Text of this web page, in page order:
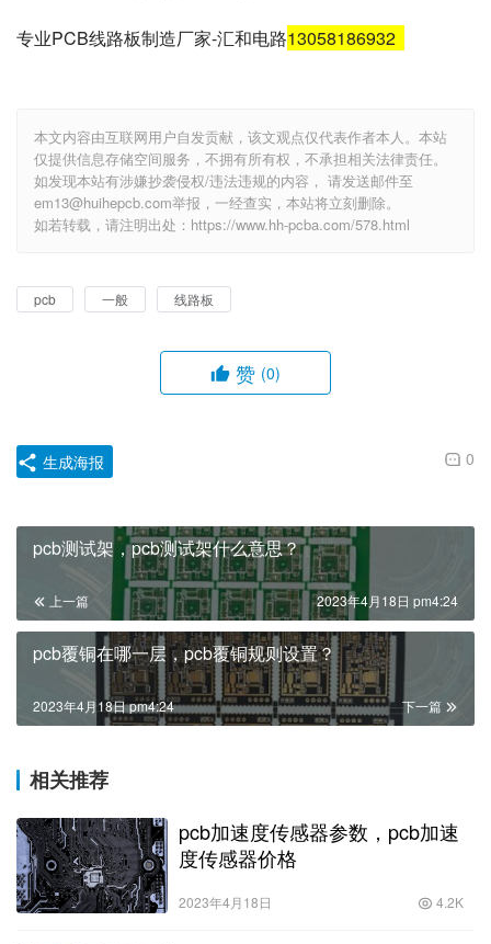
专业PCB线路板制造厂家-汇和电路13058186932
本文内容由互联网用户自发贡献，该文观点仅代表作者本人。本站
仅提供信息存储空间服务，不拥有所有权，不承担相关法律责任。
如发现本站有涉嫌抄袭侵权/违法违规的内容， 请发送邮件至
em13@huihepcb.com举报，一经查实，本站将立刻删除。
如若转载，请注明出处：https://www.hh-pcba.com/578.html
pcb 一般 线路板
赞 (0)
0
生成海报
pcb测试架，pcb测试架什么意思？
上一篇 2023年4月18日 pm4:24
pcb覆铜在哪一层，pcb覆铜规则设置？
下一篇
2023年4月18日 pm4:24
相关推荐
pcb加速度传感器参数，pcb加速
度传感器价格
2023年4月18日 4.2K